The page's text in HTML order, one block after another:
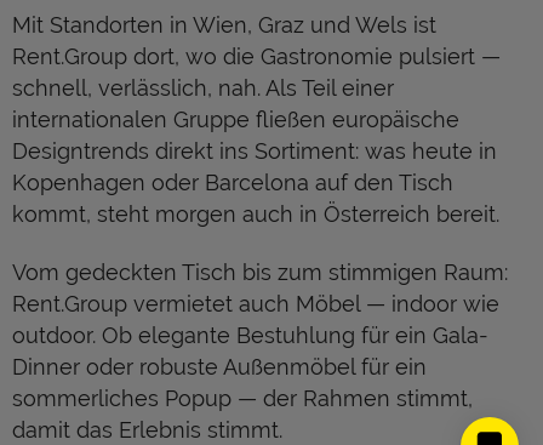
Mit Standorten in Wien, Graz und Wels ist
Rent.Group dort, wo die Gastronomie pulsiert —
schnell, verlässlich, nah. Als Teil einer
internationalen Gruppe fließen europäische
Designtrends direkt ins Sortiment: was heute in
Kopenhagen oder Barcelona auf den Tisch
kommt, steht morgen auch in Österreich bereit.
Vom gedeckten Tisch bis zum stimmigen Raum:
Rent.Group vermietet auch Möbel — indoor wie
outdoor. Ob elegante Bestuhlung für ein Gala-
Dinner oder robuste Außenmöbel für ein
sommerliches Popup — der Rahmen stimmt,
damit das Erlebnis stimmt.